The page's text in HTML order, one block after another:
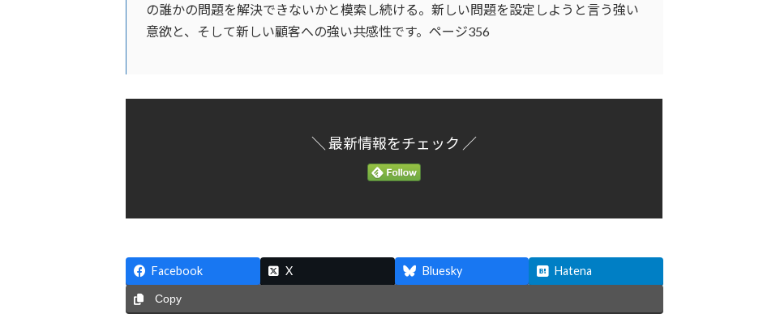
の誰かの問題を解決できないかと模索し続ける。新しい問題を設定しようと言う強い
意欲と、そして新しい顧客への強い共感性です。ページ356
＼ 最新情報をチェック ／
Facebook X Bluesky Hatena
Copy